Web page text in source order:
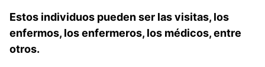
Estos individuos pueden ser las visitas, los
enfermos, los enfermeros, los médicos, entre
otros.